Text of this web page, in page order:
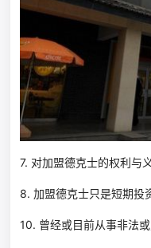
7. 对加盟德克士的权利与
8. 加盟德克士只是短期投
10. 曾经或目前从事非法